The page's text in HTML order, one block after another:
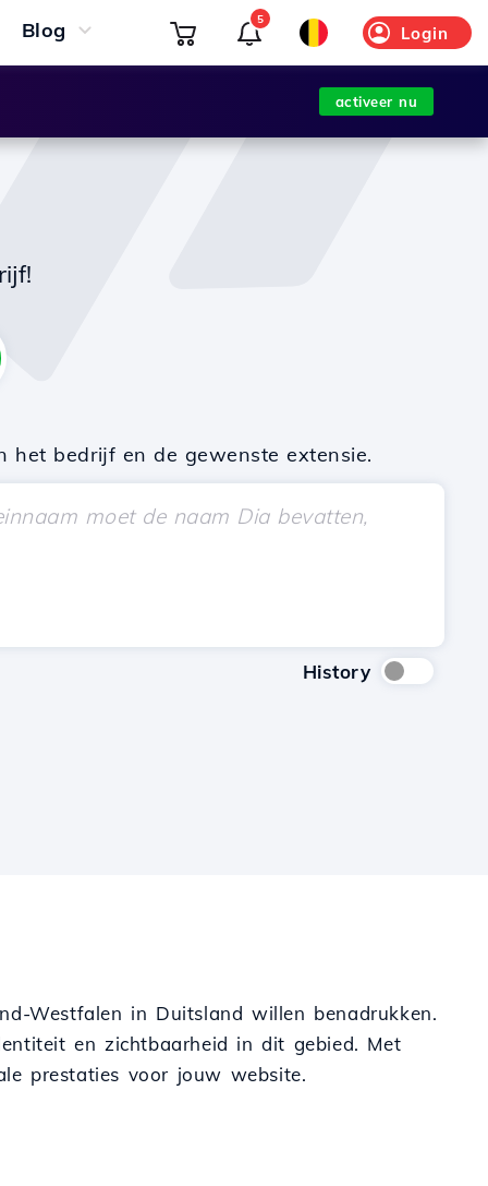
Blog Login
5
activeer nu
bedrijf en de gewenste extensie.
History
Westfalen in Duitsland willen benadrukken.
en zichtbaarheid in dit gebied. Met
prestaties voor jouw website.